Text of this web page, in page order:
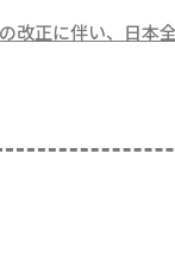
改正に伴い、日本